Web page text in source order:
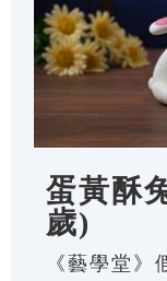
蛋黃酥
歲)
《藝學堂